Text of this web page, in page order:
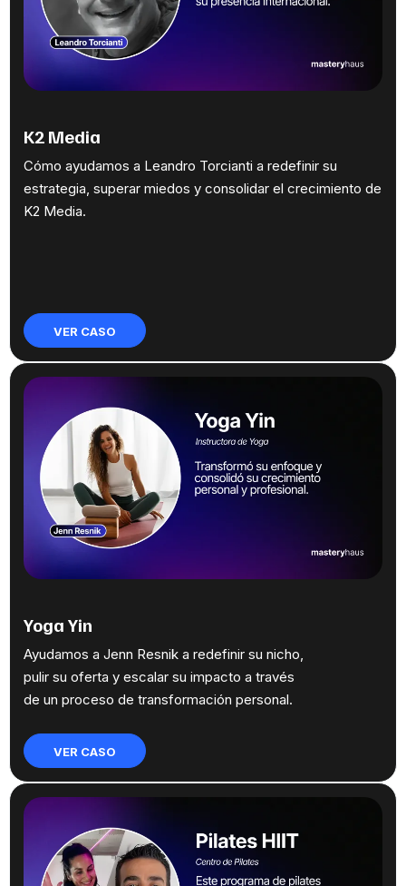
K2 Media
Cómo ayudamos a Leandro Torcianti a redefinir su
estrategia, superar miedos y consolidar el crecimiento de
K2 Media.
VER CASO
Yoga Yin
Ayudamos a Jenn Resnik a redefinir su nicho,
pulir su oferta y escalar su impacto a través
de un proceso de transformación personal.
VER CASO